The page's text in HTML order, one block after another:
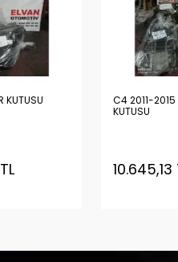
KUTUSU
C4 2011-2015
KUTUSU
10.645,13